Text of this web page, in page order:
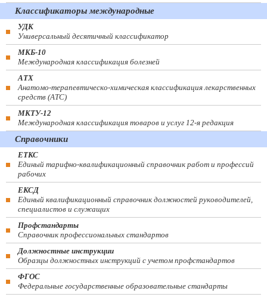
Классификаторы международные
УДК
Универсальный десятичный классификатор
МКБ-10
Международная классификация болезней
АТХ
Анатомо-терапевтическо-химическая классификация лекарственных
средств (ATC)
МКТУ-12
Международная классификация товаров и услуг 12-я редакция
Справочники
ЕТКС
Единый тарифно-квалификационный справочник работ и профессий
рабочих
ЕКСД
Единый квалификационный справочник должностей руководителей,
специалистов и служащих
Профстандарты
Справочник профессиональных стандартов
Должностные инструкции
Образцы должностных инструкций с учетом профстандартов
ФГОС
Федеральные государственные образовательные стандарты